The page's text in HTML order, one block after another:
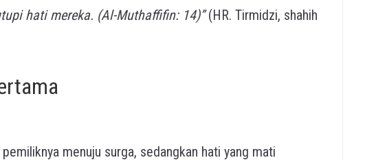
hati mereka. (Al-Muthaffifin: 14)”(HR. Tirmidzi, shahih
menuju surga, sedangkan hati yang mati